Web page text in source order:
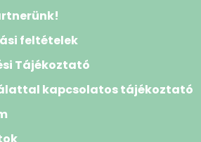
feltételek
Tájékoztató
kapcsolatos tájékoztató